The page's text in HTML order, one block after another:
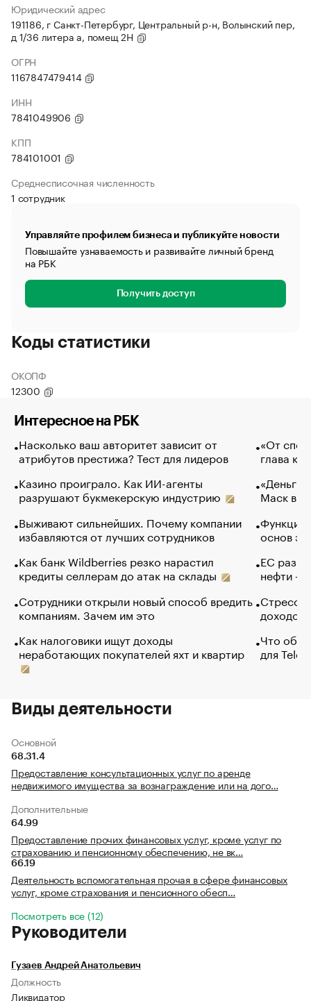
Юридический адрес
191186, г Санкт-Петербург, Центральный р-н, Волынский пер,
д 1/36 литера а, помещ 2Н
ОГРН
1167847479414
ИНН
7841049906
КПП
784101001
Среднесписочная численность
1 сотрудник
Управляйте профилем бизнеса и публикуйте новости
Повышайте узнаваемость и развивайте личный бренд
на РБК
Получить доступ
Коды статистики
ОКОПФ
12300
Интересное на РБК
Насколько ваш авторитет зависит от
атрибутов престижа? Тест для лидеров
Казино проиграло. Как ИИ-агенты
разрушают букмекерскую индустрию
Выживают сильнейших. Почему компании
избавляются от лучших сотрудников
Как банк Wildberries резко нарастил
кредиты селлерам до атак на склады
Сотрудники открыли новый способ вредить
компаниям. Зачем им это
Как налоговики ищут доходы
неработающих покупателей яхт и квартир
«От
глава
«Деньги
Маск в
Функции
основ
ЕС
нефти —
Стресс
доходов
Что
для
Виды деятельности
Основной
68.31.4
Предоставление консультационных услуг по аренде
недвижимого имущества за вознаграждение или на дого…
Дополнительные
64.99
Предоставление прочих финансовых услуг, кроме услуг по
страхованию и пенсионному обеспечению, не вк…
66.19
Деятельность вспомогательная прочая в сфере финансовых
услуг, кроме страхования и пенсионного обесп…
Посмотреть все (12)
Руководители
Гузаев Андрей Анатольевич
Должность
Ликвидатор